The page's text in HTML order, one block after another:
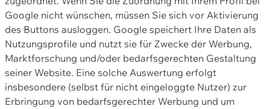
Google nicht wünschen, müssen Sie sich vor Aktivierung
des Buttons ausloggen. Google speichert Ihre Daten als
Nutzungsprofile und nutzt sie für Zwecke der Werbung,
Marktforschung und/oder bedarfsgerechten Gestaltung
seiner Website. Eine solche Auswertung erfolgt
insbesondere (selbst für nicht eingeloggte Nutzer) zur
Erbringung von bedarfsgerechter Werbung und um